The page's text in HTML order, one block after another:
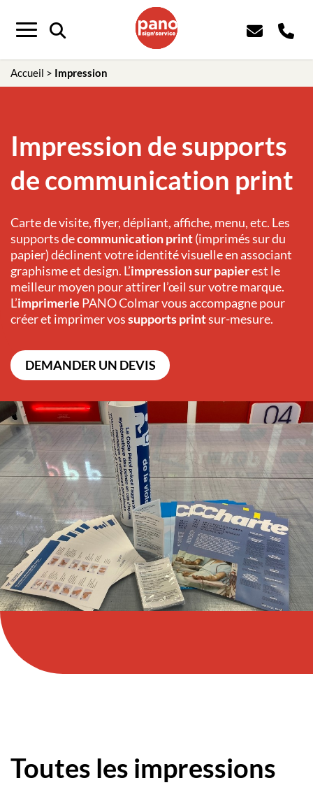
Menu
Accueil > Impression
Impression de supports
de communication print
Carte de visite, flyer, dépliant, affiche, menu, etc. Les
supports decommunication print(imprimés sur du
papier) déclinent votre identité visuelle en associant
graphisme et design. L’impression sur papierest le
meilleur moyen pour attirer l’œil sur votre marque.
L’imprimerie PANO Colmarvous accompagne pour
créer et imprimer vossupports printsur-mesure.
DEMANDER UN DEVIS
Toutes les impressions
Panneau de gestion des cookies